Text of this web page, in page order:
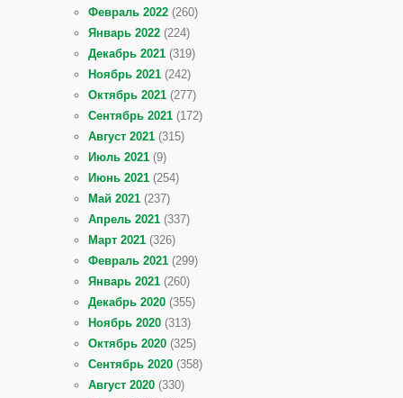
Февраль 2022 (260)
Январь 2022 (224)
Декабрь 2021 (319)
Ноябрь 2021 (242)
Октябрь 2021 (277)
Сентябрь 2021 (172)
Август 2021 (315)
Июль 2021 (9)
Июнь 2021 (254)
Май 2021 (237)
Апрель 2021 (337)
Март 2021 (326)
Февраль 2021 (299)
Январь 2021 (260)
Декабрь 2020 (355)
Ноябрь 2020 (313)
Октябрь 2020 (325)
Сентябрь 2020 (358)
Август 2020 (330)